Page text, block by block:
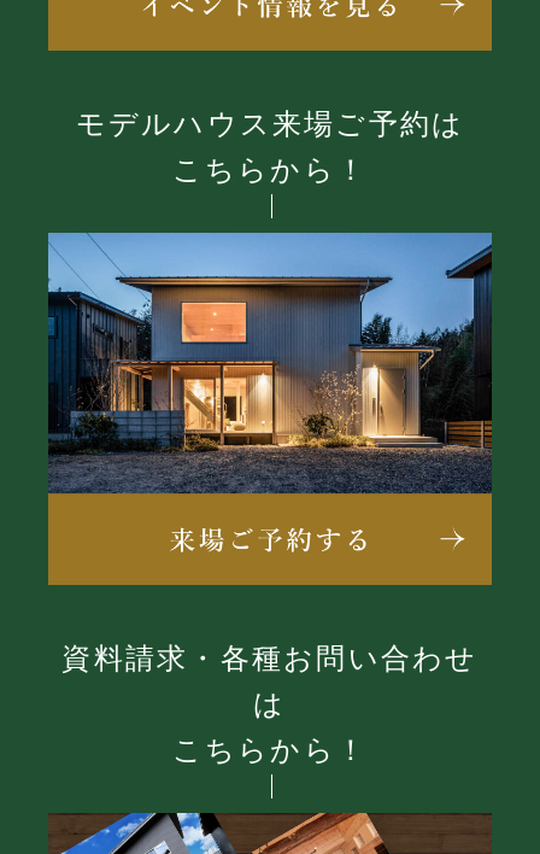
モデルハウス来場ご予約は
こちらから！
資料請求・各種お問い合わせ
は
こちらから！